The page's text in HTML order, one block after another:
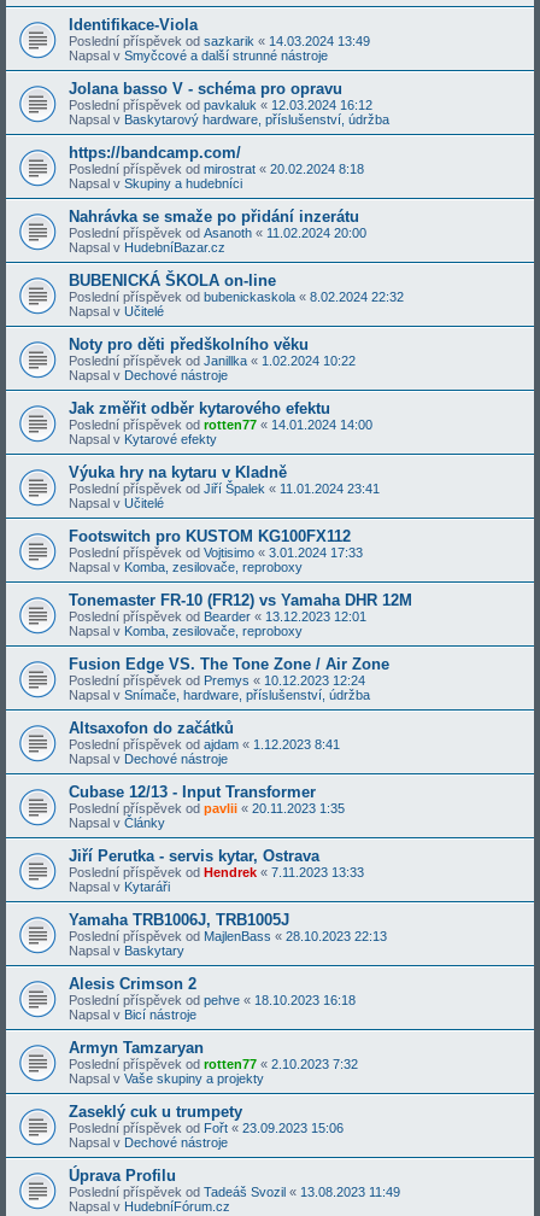
Identifikace-Viola
Poslední příspěvek od sazkarik « 14.03.2024 13:49
Napsal v Smyčcové a další strunné nástroje
Jolana basso V - schéma pro opravu
Poslední příspěvek od pavkaluk « 12.03.2024 16:12
Napsal v Baskytarový hardware, příslušenství, údržba
https://bandcamp.com/
Poslední příspěvek od mirostrat « 20.02.2024 8:18
Napsal v Skupiny a hudebníci
Nahrávka se smaže po přidání inzerátu
Poslední příspěvek od Asanoth « 11.02.2024 20:00
Napsal v HudebníBazar.cz
BUBENICKÁ ŠKOLA on-line
Poslední příspěvek od bubenickaskola « 8.02.2024 22:32
Napsal v Učitelé
Noty pro děti předškolního věku
Poslední příspěvek od Janillka « 1.02.2024 10:22
Napsal v Dechové nástroje
Jak změřit odběr kytarového efektu
Poslední příspěvek od rotten77 « 14.01.2024 14:00
Napsal v Kytarové efekty
Výuka hry na kytaru v Kladně
Poslední příspěvek od Jiří Špalek « 11.01.2024 23:41
Napsal v Učitelé
Footswitch pro KUSTOM KG100FX112
Poslední příspěvek od Vojtisimo « 3.01.2024 17:33
Napsal v Komba, zesilovače, reproboxy
Tonemaster FR-10 (FR12) vs Yamaha DHR 12M
Poslední příspěvek od Bearder « 13.12.2023 12:01
Napsal v Komba, zesilovače, reproboxy
Fusion Edge VS. The Tone Zone / Air Zone
Poslední příspěvek od Premys « 10.12.2023 12:24
Napsal v Snímače, hardware, příslušenství, údržba
Altsaxofon do začátků
Poslední příspěvek od ajdam « 1.12.2023 8:41
Napsal v Dechové nástroje
Cubase 12/13 - Input Transformer
Poslední příspěvek od pavlii « 20.11.2023 1:35
Napsal v Články
Jiří Perutka - servis kytar, Ostrava
Poslední příspěvek od Hendrek « 7.11.2023 13:33
Napsal v Kytaráři
Yamaha TRB1006J, TRB1005J
Poslední příspěvek od MajlenBass « 28.10.2023 22:13
Napsal v Baskytary
Alesis Crimson 2
Poslední příspěvek od pehve « 18.10.2023 16:18
Napsal v Bicí nástroje
Armyn Tamzaryan
Poslední příspěvek od rotten77 « 2.10.2023 7:32
Napsal v Vaše skupiny a projekty
Zaseklý cuk u trumpety
Poslední příspěvek od Fořt « 23.09.2023 15:06
Napsal v Dechové nástroje
Úprava Profilu
Poslední příspěvek od Tadeáš Svozil « 13.08.2023 11:49
Napsal v HudebníFórum.cz